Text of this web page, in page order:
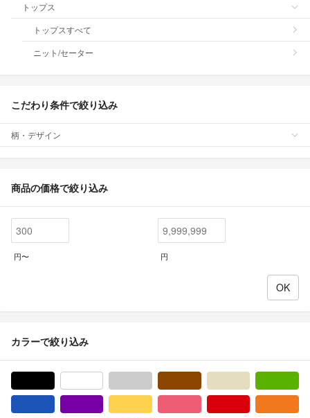
トップス
トップスすべて
ニット/セーター
こだわり条件で絞り込み
柄・デザイン
商品の価格で絞り込み
円〜 円
カラーで絞り込み